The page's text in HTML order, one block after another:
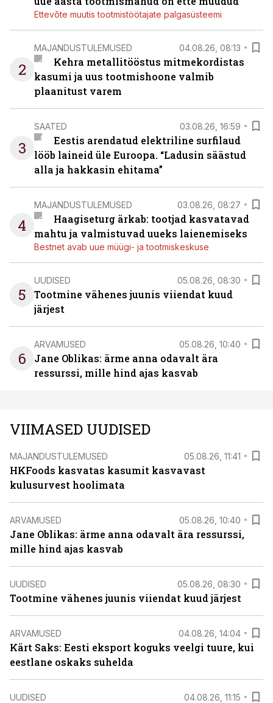
Ettevõte muutis tootmistöötajate palgasüsteemi
2
MAJANDUSTULEMUSED 04.08.26, 08:13
Kehra metallitööstus mitmekordistas
kasumi ja uus tootmishoone valmib
plaanitust varem
3
SAATED 03.08.26, 16:59
Eestis arendatud elektriline surfilaud
lööb laineid üle Euroopa. “Ladusin säästud
alla ja hakkasin ehitama”
4
MAJANDUSTULEMUSED 03.08.26, 08:27
Haagiseturg ärkab: tootjad kasvatavad
mahtu ja valmistuvad uueks laienemiseks
Bestnet avab uue müügi- ja tootmiskeskuse
5
UUDISED 05.08.26, 08:30
Tootmine vähenes juunis viiendat kuud
järjest
6
ARVAMUSED 05.08.26, 10:40
Jane Oblikas: ärme anna odavalt ära
ressurssi, mille hind ajas kasvab
VIIMASED UUDISED
MAJANDUSTULEMUSED 05.08.26, 11:41
HKFoods kasvatas kasumit kasvavast
kulusurvest hoolimata
ARVAMUSED 05.08.26, 10:40
Jane Oblikas: ärme anna odavalt ära ressurssi,
mille hind ajas kasvab
UUDISED 05.08.26, 08:30
Tootmine vähenes juunis viiendat kuud järjest
ARVAMUSED 04.08.26, 14:04
Kärt Saks: Eesti eksport koguks veelgi tuure, kui
eestlane oskaks suhelda
UUDISED 04.08.26, 11:15